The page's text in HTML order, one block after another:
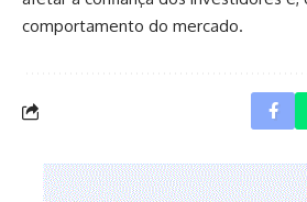
comportamento do mercado.